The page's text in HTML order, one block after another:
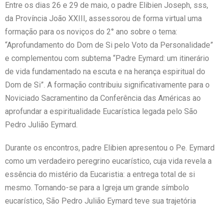
Entre os dias 26 e 29 de maio, o padre Elibien Joseph, sss,
da Província João XXIII, assessorou de forma virtual uma
formação para os noviços do 2° ano sobre o tema:
“Aprofundamento do Dom de Si pelo Voto da Personalidade”
e complementou com subtema “Padre Eymard: um itinerário
de vida fundamentado na escuta e na herança espiritual do
Dom de Si”. A formação contribuiu significativamente para o
Noviciado Sacramentino da Conferência das Américas ao
aprofundar a espiritualidade Eucarística legada pelo São
Pedro Julião Eymard.
Durante os encontros, padre Elibien apresentou o Pe. Eymard
como um verdadeiro peregrino eucarístico, cuja vida revela a
essência do mistério da Eucaristia: a entrega total de si
mesmo. Tornando-se para a Igreja um grande símbolo
eucarístico, São Pedro Julião Eymard teve sua trajetória